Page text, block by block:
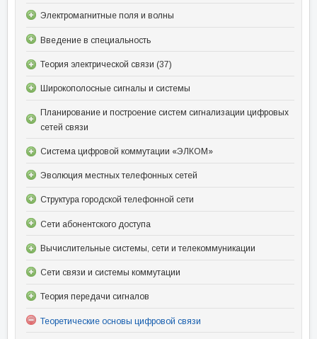
Электромагнитные поля и волны
Введение в специальность
Теория электрической связи (37)
Широкополосные сигналы и системы
Планирование и построение систем сигнализации цифровых
сетей связи
Система цифровой коммутации «ЭЛКОМ»
Эволюция местных телефонных сетей
Структура городской телефонной сети
Сети абонентского доступа
Вычислительные системы, сети и телекоммуникации
Сети связи и системы коммутации
Теория передачи сигналов
Теоретические основы цифровой связи